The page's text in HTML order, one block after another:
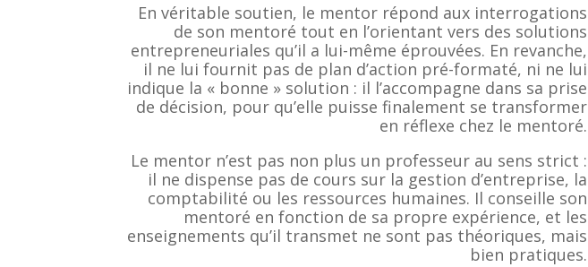
En véritable soutien, le mentor répond aux interrogations
de son mentoré tout en l’orientant vers des solutions
entrepreneuriales qu’il a lui-même éprouvées. En revanche,
il ne lui fournit pas de plan d’action pré-formaté, ni ne lui
indique la « bonne » solution : il l’accompagne dans sa prise
de décision, pour qu’elle puisse finalement se transformer
en réflexe chez le mentoré.
Le mentor n’est pas non plus un professeur au sens strict :
il ne dispense pas de cours sur la gestion d’entreprise, la
comptabilité ou les ressources humaines. Il conseille son
mentoré en fonction de sa propre expérience, et les
enseignements qu’il transmet ne sont pas théoriques, mais
bien pratiques.